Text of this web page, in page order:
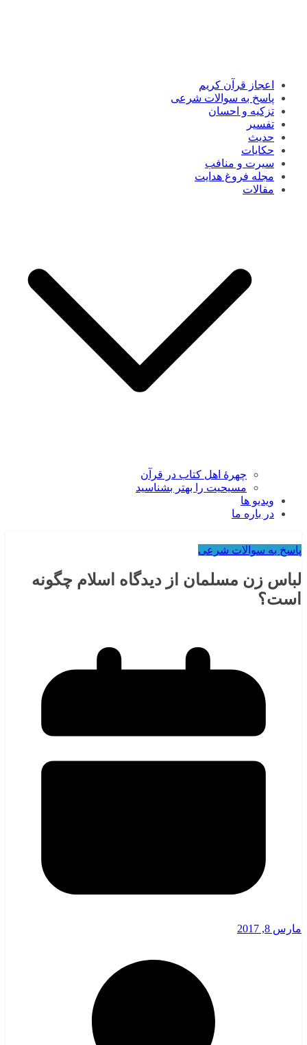
اعجاز قرآن کریم
پاسخ به سوالات شرعی
تزکیه و احسان
تفسیر
حدیث
حکایات
سیرت و منافب
مجله فروغ هدایت
مقالات
چهرۀ اهل کتاب در قرآن
مسیحیت را بهتر بشناسید
ویدیو ها
در باره ما
پاسخ به سوالات شرعی
لباس زن مسلمان از دیدگاه اسلام چگونه
است؟
مارس 8, 2017